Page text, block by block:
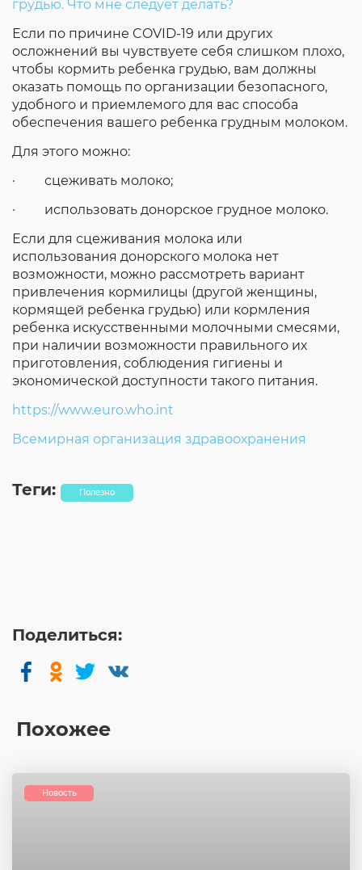
грудью. Что мне следует делать?
Если по причине COVID-19 или других
осложнений вы чувствуете себя слишком плохо,
чтобы кормить ребенка грудью, вам должны
оказать помощь по организации безопасного,
удобного и приемлемого для вас способа
обеспечения вашего ребенка грудным молоком.
Для этого можно:
· сцеживать молоко;
· использовать донорское грудное молоко.
Если для сцеживания молока или
использования донорского молока нет
возможности, можно рассмотреть вариант
привлечения кормилицы (другой женщины,
кормящей ребенка грудью) или кормления
ребенка искусственными молочными смесями,
при наличии возможности правильного их
приготовления, соблюдения гигиены и
экономической доступности такого питания.
https://www.euro.who.int
Всемирная организация здравоохранения
Теги: Полезно
Поделиться:
Похожее
Новость